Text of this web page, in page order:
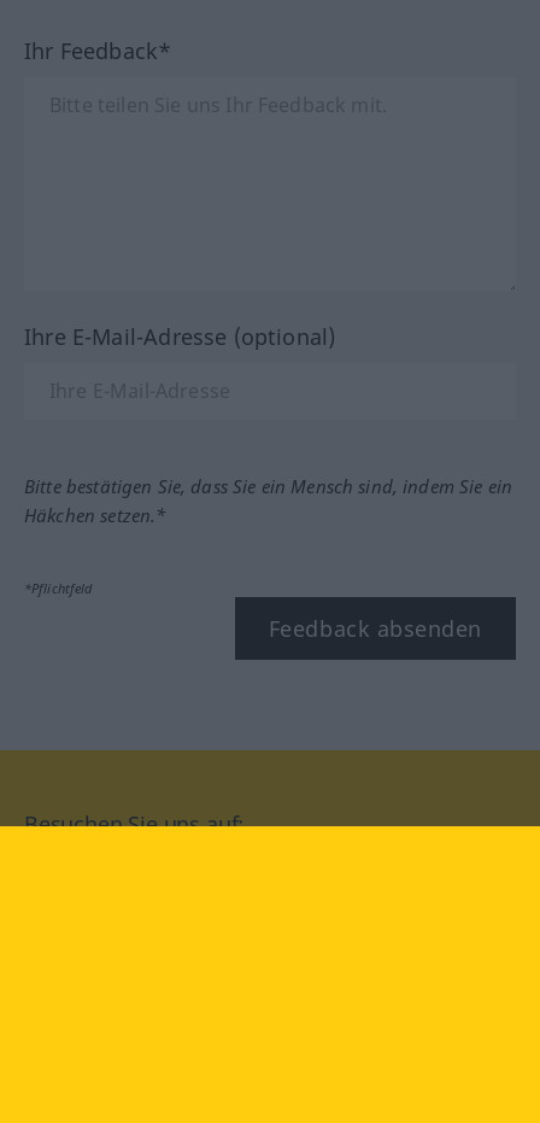
Ihr Feedback*
Ihre E-Mail-Adresse (optional)
Bitte bestätigen Sie, dass Sie ein Mensch sind, indem Sie ein
Häkchen setzen.*
*Pflichtfeld
Feedback absenden
Besuchen Sie uns auf: